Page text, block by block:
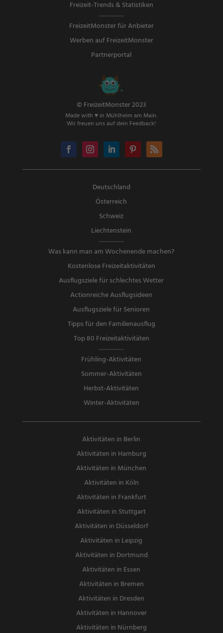
Freizeit-Trends & Statistiken
FreizeitMonster für Anbieter
Werben auf FreizeitMonster
Partnerportal
© FreizeitMonster 2023
Made with ♥ in Mühlheim am Main.
Wir freuen uns auf dein Feedback!
Deutschland
Österreich
Schweiz
Liechtenstein
Was kann man am Wochenende machen?
Kostenlose Freizeitaktivitäten
Ausflugsziele für schlechtes Wetter
Actionreiche Ausflugsideen
Ausflugsziele für Senioren
Tipps für den Familienausflug
Top 80 Freizeitaktivitäten
Frühling-Aktivitäten
Sommer-Aktivitäten
Herbst-Aktivitäten
Winter-Aktivitäten
Aktivitäten in Berlin
Aktivitäten in Hamburg
Aktivitäten in München
Aktivitäten in Köln
Aktivitäten in Frankfurt
Aktivitäten in Stuttgart
Aktivitäten in Düsseldorf
Aktivitäten in Leipzig
Aktivitäten in Dortmund
Aktivitäten in Essen
Aktivitäten in Bremen
Aktivitäten in Dresden
Aktivitäten in Hannover
Aktivitäten in Nürnberg